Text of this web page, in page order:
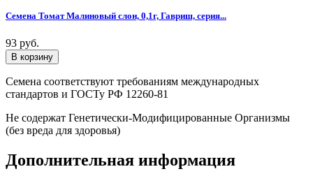
Семена Томат Малиновый слон, 0,1г, Гавриш, серия...
93 руб.
Семена соответствуют требованиям международных
стандартов и ГОСТу РФ 12260-81
Не содержат Генетически-Модифицированные Организмы
(без вреда для здоровья)
Дополнительная информация